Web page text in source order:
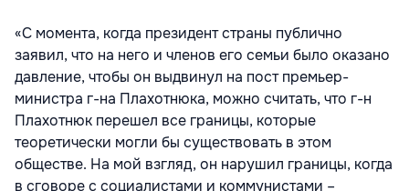
«С момента, когда президент страны публично
заявил, что на него и членов его семьи было оказано
давление, чтобы он выдвинул на пост премьер-
министра г-на Плахотнюка, можно считать, что г-н
Плахотнюк перешел все границы, которые
теоретически могли бы существовать в этом
обществе. На мой взгляд, он нарушил границы, когда
в сговоре с социалистами и коммунистами –